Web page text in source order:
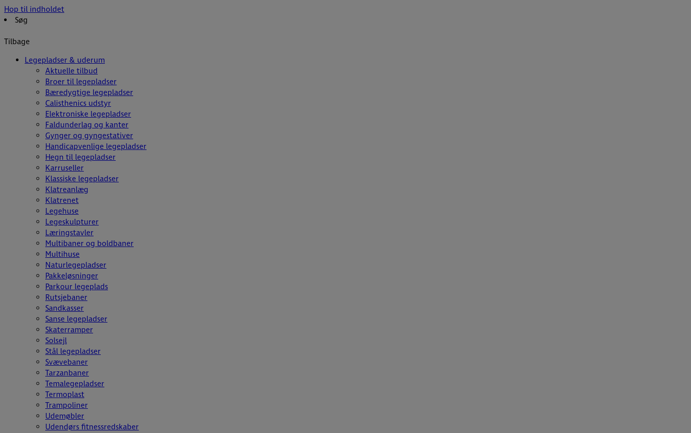
Hop til indholdet
Søg
Tilbage
Legepladser & uderum
Aktuelle tilbud
Broer til legepladser
Bæredygtige legepladser
Calisthenics udstyr
Elektroniske legepladser
Faldunderlag og kanter
Gynger og gyngestativer
Handicapvenlige legepladser
Hegn til legepladser
Karruseller
Klassiske legepladser
Klatreanlæg
Klatrenet
Legehuse
Legeskulpturer
Læringstavler
Multibaner og boldbaner
Multihuse
Naturlegepladser
Pakkeløsninger
Parkour legeplads
Rutsjebaner
Sandkasser
Sanse legepladser
Skaterramper
Solsejl
Stål legepladser
Svævebaner
Tarzanbaner
Temalegepladser
Termoplast
Trampoliner
Udemøbler
Udendørs fitnessredskaber